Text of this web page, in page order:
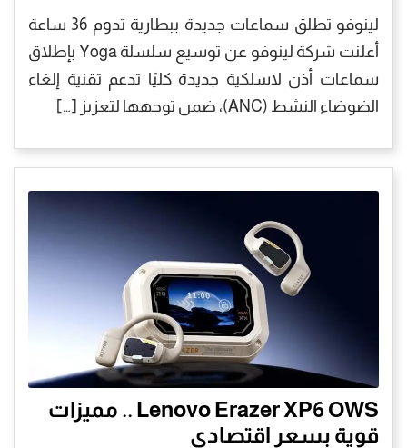
لينوفو تطلق سماعات جديدة ببطارية تدوم 36 ساعة
أعلنت شركة لينوفو عن توسيع سلسلة Yoga بإطلاق
سماعات أذن لاسلكية جديدة كليًا تدعم تقنية إلغاء
الضوضاء النشط (ANC)، ضمن توجهها لتعزيز […]
Lenovo Erazer XP6 OWS ‏.. مميزات
قوية بسعر اقتصادي